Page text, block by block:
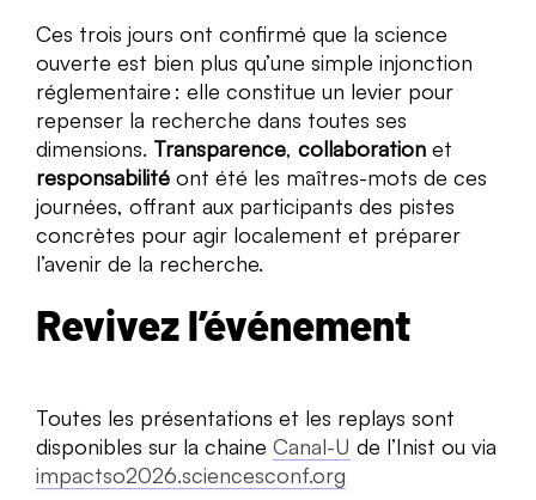
Ces trois jours ont confirmé que la science
ouverte est bien plus qu’une simple injonction
réglementaire : elle constitue un levier pour
repenser la recherche dans toutes ses
dimensions. Transparence, collaboration et
responsabilité ont été les maîtres-mots de ces
journées, offrant aux participants des pistes
concrètes pour agir localement et préparer
l’avenir de la recherche.
Revivez l’événement
Toutes les présentations et les replays sont
disponibles sur la chaine Canal-U de l’Inist ou via
impactso2026.sciencesconf.org